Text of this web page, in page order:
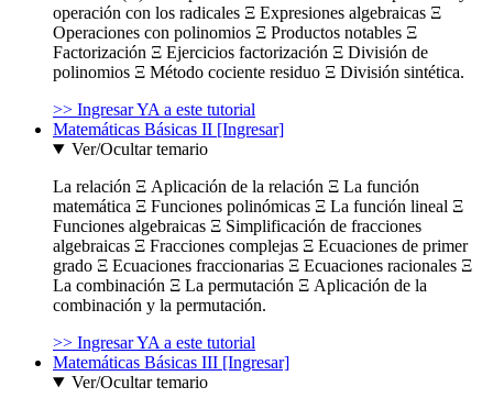
operación con los radicales Ξ Expresiones algebraicas Ξ
Operaciones con polinomios Ξ Productos notables Ξ
Factorización Ξ Ejercicios factorización Ξ División de
polinomios Ξ Método cociente residuo Ξ División sintética.
>> Ingresar YA a este tutorial
Matemáticas Básicas II [Ingresar]
Ver/Ocultar temario
La relación Ξ Aplicación de la relación Ξ La función
matemática Ξ Funciones polinómicas Ξ La función lineal Ξ
Funciones algebraicas Ξ Simplificación de fracciones
algebraicas Ξ Fracciones complejas Ξ Ecuaciones de primer
grado Ξ Ecuaciones fraccionarias Ξ Ecuaciones racionales Ξ
La combinación Ξ La permutación Ξ Aplicación de la
combinación y la permutación.
>> Ingresar YA a este tutorial
Matemáticas Básicas III [Ingresar]
Ver/Ocultar temario